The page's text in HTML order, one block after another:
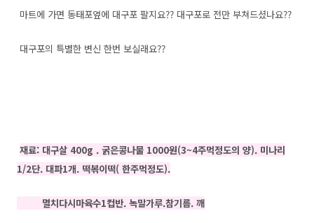
마트에 가면 동태포옆에 대구포 팔지요?? 대구포로 전만 부쳐드셨나요??
대구포의 특별한 변신 한번 보실래요??
재료: 대구살 400g . 굵은콩나물 1000원(3~4주먹정도의 양). 미나리
1/2단. 대파1개. 떡볶이떡( 한주먹정도).
멸치다시마육수1컵반. 녹말가루.참기름. 깨